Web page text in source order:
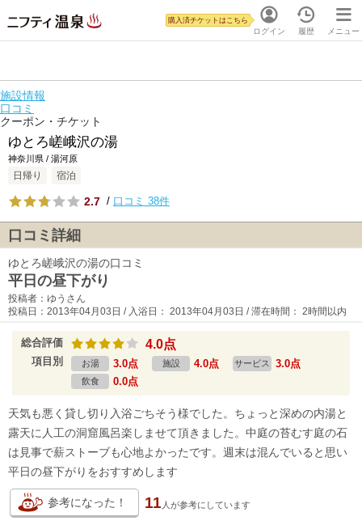
ログイン
購入済チケットはこちら
履歴 メニュー
施設情報
口コミ
クーポン・チケット
ゆとろ嵯峨沢の湯
神奈川県 / 湯河原
日帰り 宿泊
2.7 / 口コミ 38件
口コミ詳細
ゆとろ嵯峨沢の湯の口コミ
平日の昼下がり
投稿者：ゆうさん
投稿日：2013年04月03日 / 入浴日： 2013年04月03日 / 滞在時間： 2時間以内
総合評価 4.0点
項目別 お湯 3.0点 施設 4.0点 サービス 3.0点
飲食 0.0点
天気も悪く貸し切り入浴ごちそう様でした。ちょっと深めの内湯と
露天に人工の洞窟風呂楽しませて頂きました。中庭の苔むす庭の石
は見事で薪ストーブも心地よかったです。週末は混んでいると思い
平日の昼下がりをおすすめします
参考になった！ 11 人が参考にしています